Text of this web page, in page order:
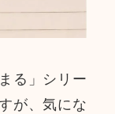
る」シリー
が、気にな